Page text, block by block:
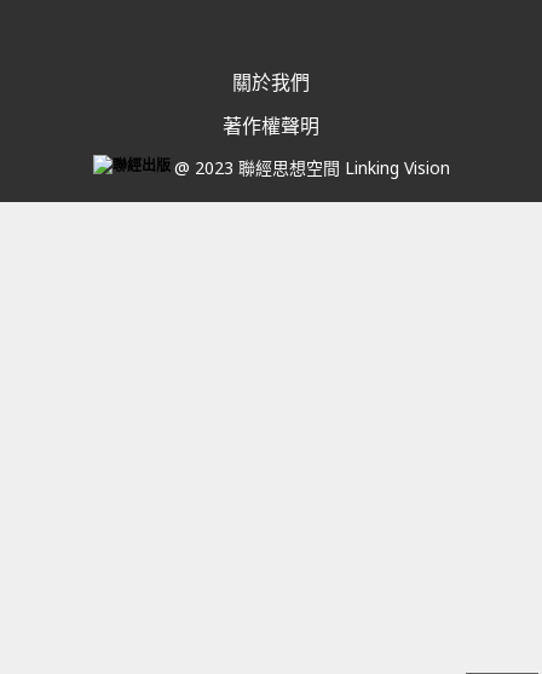
關於我們
著作權聲明
@ 2023 聯經思想空間 Linking Vision